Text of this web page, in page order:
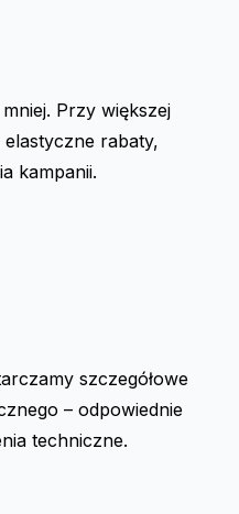
Przy większej
rabaty,
kampanii.
szczegółowe
– odpowiednie
techniczne.